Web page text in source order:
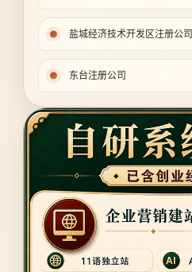
盐城经济技术开发区注册公司
东台注册公司